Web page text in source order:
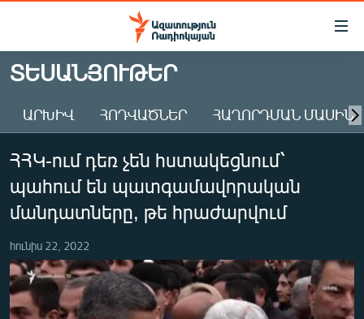
Մատչելիության
Անցնել
հիմնական
Անցնել
հիմնական
մենյուին
Որոնում
ԱԶԱՏՈՒԹՅՈՒՆ TV
ՀԱՅԱՍՏԱՆ
ԸՆՏՐՈՒԹՅՈՒՆՆԵՐ 2026
ԻՐԱՎՈՒՆՔ
ՏՆՏԵՍՈՒԹՅՈՒՆ
ՂԱՐԱԲԱՂ
ՏԵՍԱՆՅՈՒԹԵՐ
ԱՐԽԻՎ ՀՈԴՎԱԾՆԵՐ ՀԱՂՈՐԴՄԱՆ ՄԱՍԻՆ
ՀՀԿ-ում դեռ չեն հստակեցնում՝
պահում են պատգամավորական
մանդատները, թե հրաժարվում
հունիս 22, 2022